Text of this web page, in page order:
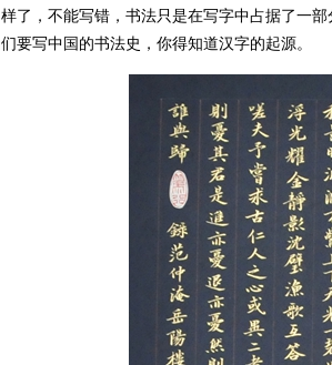
样了，不能写错，书法只是在写字中占据了一
们要写中国的书法史，你得知道汉字的起源。